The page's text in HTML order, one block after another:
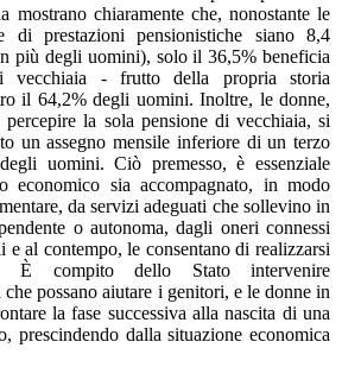
mostrano chiaramente che, nonostante le
di prestazioni pensionistiche siano 8,4
più degli uomini), solo il 36,5% beneficia
vecchiaia - frutto della propria storia
il 64,2% degli uomini. Inoltre, le donne,
la sola pensione di vecchiaia, si
un assegno mensile inferiore di un terzo
uomini. Ciò premesso, è essenziale
economico sia accompagnato, in modo
da servizi adeguati che sollevino in
o autonoma, dagli oneri connessi
al contempo, le consentano di realizzarsi
È compito dello Stato intervenire
possano aiutare i genitori, e le donne in
la fase successiva alla nascita di una
dalla situazione economica